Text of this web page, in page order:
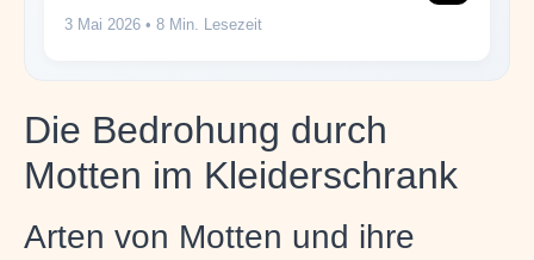
3 Mai 2026 • 8 Min. Lesezeit
Die Bedrohung durch
Motten im Kleiderschrank
Arten von Motten und ihre